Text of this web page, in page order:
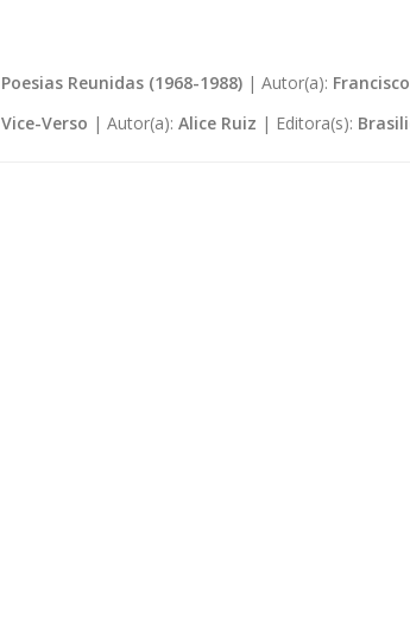
Poesias Reunidas (1968-1988)| Autor(a):
Vice-Verso | Autor(a): Alice Ruiz | Editora(s):